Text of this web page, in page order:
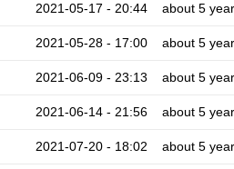
2021-05-17 - 20:44 about 5
2021-05-28 - 17:00 about 5
2021-06-09 - 23:13 about 5
2021-06-14 - 21:56 about 5
2021-07-20 - 18:02 about 5